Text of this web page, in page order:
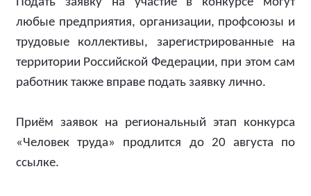
любые предприятия, организации, профсоюзы и
трудовые коллективы, зарегистрированные на
территории Российской Федерации, при этом сам
работник также вправе подать заявку лично.
Приём заявок на региональный этап конкурса
«Человек труда» продлится до 20 августа по
ссылке.